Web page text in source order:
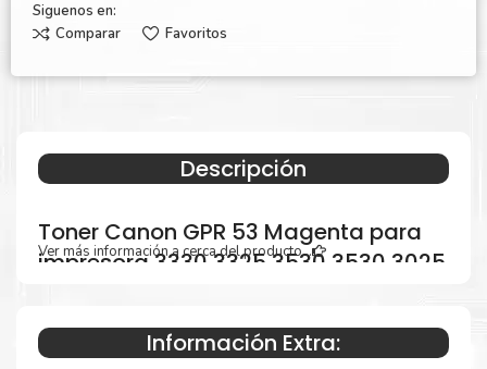
Siguenos en:
Comparar
Favoritos
Descripción
Toner Canon GPR 53 Magenta para
impresora 3330 3325 3530 3530 3025
Especificaciones Técnicas
Ver más información a cerca del producto...
Información Extra: